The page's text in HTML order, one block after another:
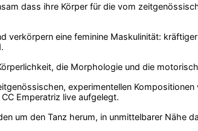
dass ihre Körper für die vom
verkörpern eine feminine Maskulinität:
die Morphologie und die
experimentellen
Emperatriz live aufgelegt.
um den Tanz herum, in unmittelbarer Nähe